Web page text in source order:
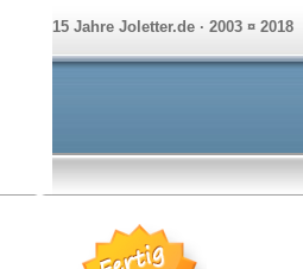
15 Jahre Joletter.de · 2003 ¤ 2018